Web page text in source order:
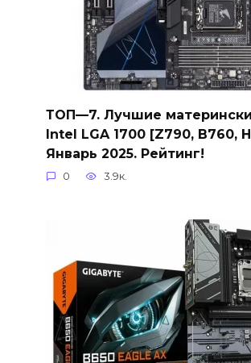
ТОП—7. Лучшие
Intel LGA 1700 [Z790, B760,
Январь 2025. Рейтинг!
0 3.9к.